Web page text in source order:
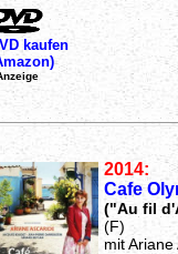
kaufen
2014:
Cafe
("Au fil
(F)
mit